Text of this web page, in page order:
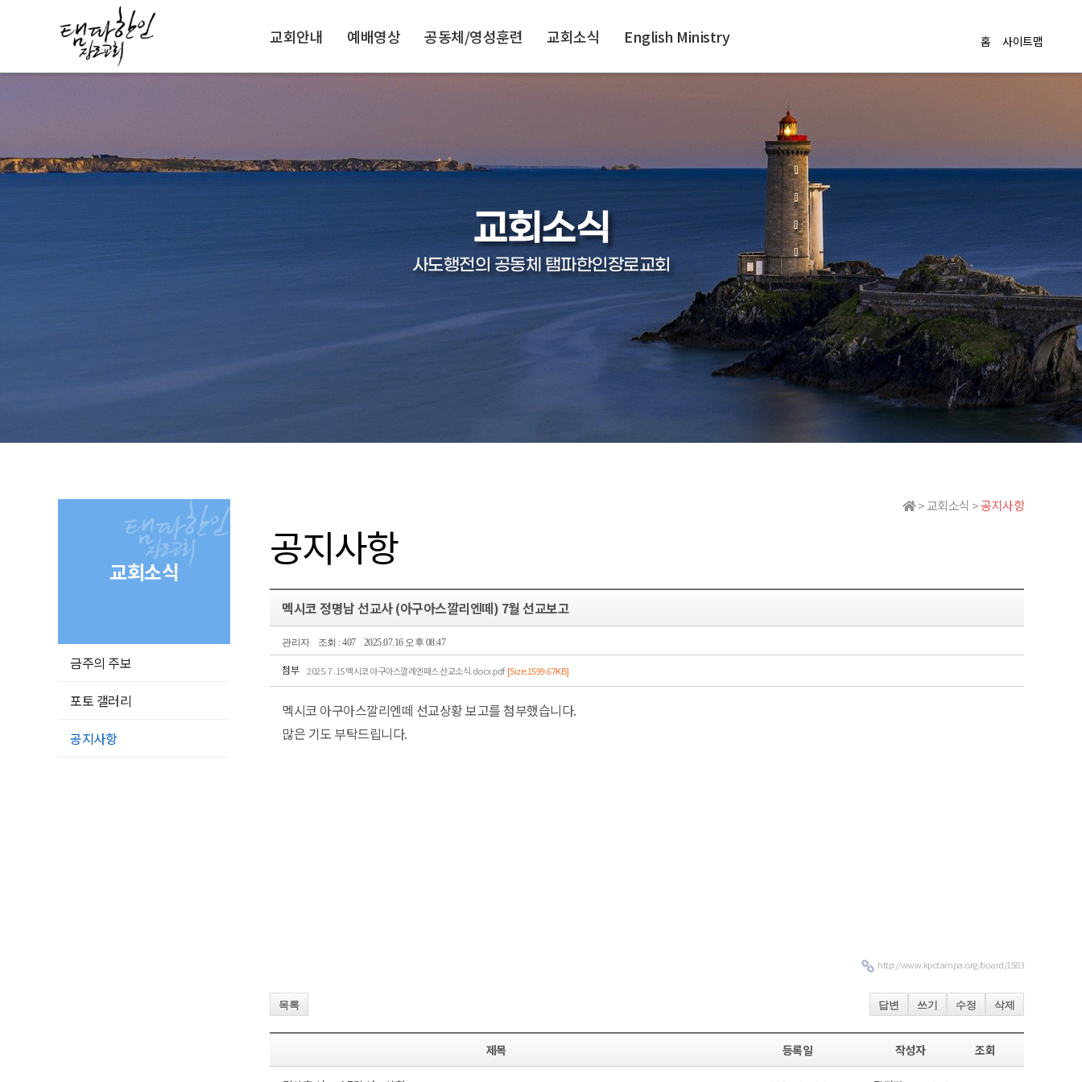
홈 사이트맵
교회안내 예배영상 공동체/영성훈련 교회소식 English Ministry
교회소식
사도행전의 공동체 탬파한인장로교회
교회소식
금주의 주보
포토 갤러리
공지사항
> 교회소식 >공지사항
공지사항
멕시코 정명남 선교사 (아구아스깔리엔떼) 7월 선교보고
관리자 조회 : 407 2025.07.16 오후 08:47
첨부 2025. 7 .15 멕시코 아구아스깔레엔떼스 선교소식.docx.pdf [Size:1599.67KB]
멕시코 아구아스깔리엔떼 선교상황 보고를 첨부했습니다.
많은 기도 부탁드립니다.
http://www.kpctampa.org/board/1503
목록 답변 쓰기 수정 삭제
제목 등록일 작성자 조회